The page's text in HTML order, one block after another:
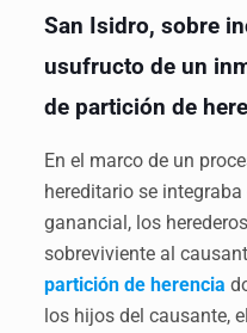
San Isidro, sobre
usufructo de un
de partición de
En el marco de un
hereditario se
ganancial, los
sobreviviente al
partición de herencia
los hijos del causante,